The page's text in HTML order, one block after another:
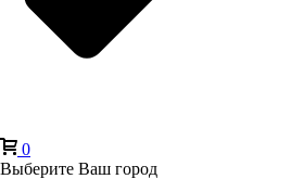
0
Выберите Ваш город